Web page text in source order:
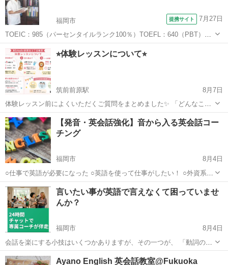
福岡市 提携サイト 7月27日
TOEIC：985（パーセンタイルランク100％）TOEFL：640（PBT）、
主宰する英語学校、一流企業、大学での講師等の豊富な経験と実績を
持つ三牧雅明が、全生徒に個別に早く、確実に、そして楽しく英語力
をつけます。指導目標...
福岡 福岡市 TOEFL(R)テスト
⭐︎体験レッスンについて⭐︎
筑前前原駅
8月7日
体験レッスン前によくいただくご質問をまとめました✨ 「どんなこと
をするの？」 「持ち物は？」 「勧誘はある？」 そんな疑問にお答え
しています😊 リラックスして教室の雰囲気を見て、感じていただけた
ら嬉しいです...
福岡 糸島市 筑前前原駅 英会話 レッスン
【発音・英会話強化】音から入る英会話コー
チング
福岡市
8月4日
○仕事で英語が必要になった ○英語を使って仕事がしたい！ ○外資系企
業で仕事がしてみたい ○ワーキングホリデーや留学に行きたい。 ○何
年も英会話スクールに通っていたけど、上達しない… ○空いた時間に
独学をしているが...
福岡 福岡市 英会話 コーチング
言いたい事が英語で言えなくて困っていませ
んか？
福岡市
8月4日
会話を楽にする小技はいくつかありますが、その一つが、 「動詞のス
タンバイ」。 例えば、「まだ今朝の水があります。」 I've still got this
morning's water left. ...
福岡 福岡市 コーチング
Ayano English 英会話教室@Fukuoka